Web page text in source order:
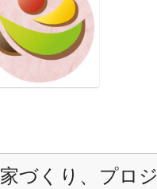
家づくり、プロ